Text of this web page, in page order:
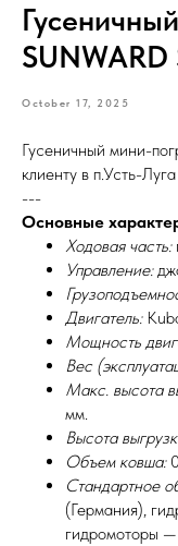
SUNWARD
October 17, 2025
Гусеничный мини-
клиенту в п.Усть-Луга
---
Основные
Ходовая часть:
Управление:
Двигатель:
Мощность
Вес
Макс. высота
мм.
Высота
Объем ковша:
Стандартное
(Германия),
гидромоторы